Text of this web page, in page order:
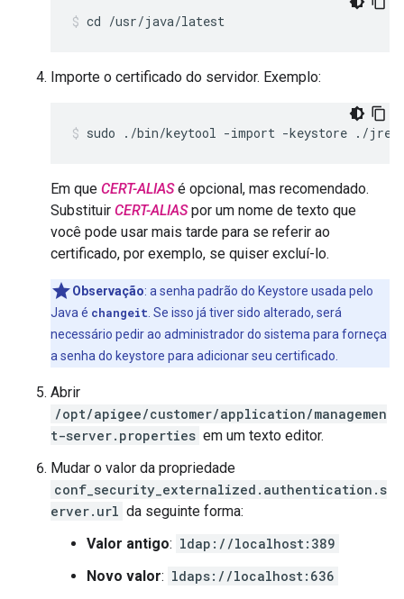
cd /usr/java/latest
Importe o certificado do servidor. Exemplo:
sudo ./bin/keytool -import -keystore ./
Em que CERT-ALIASé opcional, mas recomendado.
Substituir CERT-ALIASpor um nome de texto que
você pode usar mais tarde para se referir ao
certificado, por exemplo, se quiser excluí-lo.
Observação: a senha padrão do Keystore usada pelo
Java é changeit . Se isso já tiver sido alterado, será
necessário pedir ao administrador do sistema para forneça
a senha do keystore para adicionar seu certificado.
Abrir
/opt/apigee/customer/application/managemen
t-server.properties em um texto editor.
Mudar o valor da propriedade
conf_security_externalized.authentication.s
erver.url da seguinte forma:
Valor antigo: ldap://localhost:389
Novo valor: ldaps://localhost:636